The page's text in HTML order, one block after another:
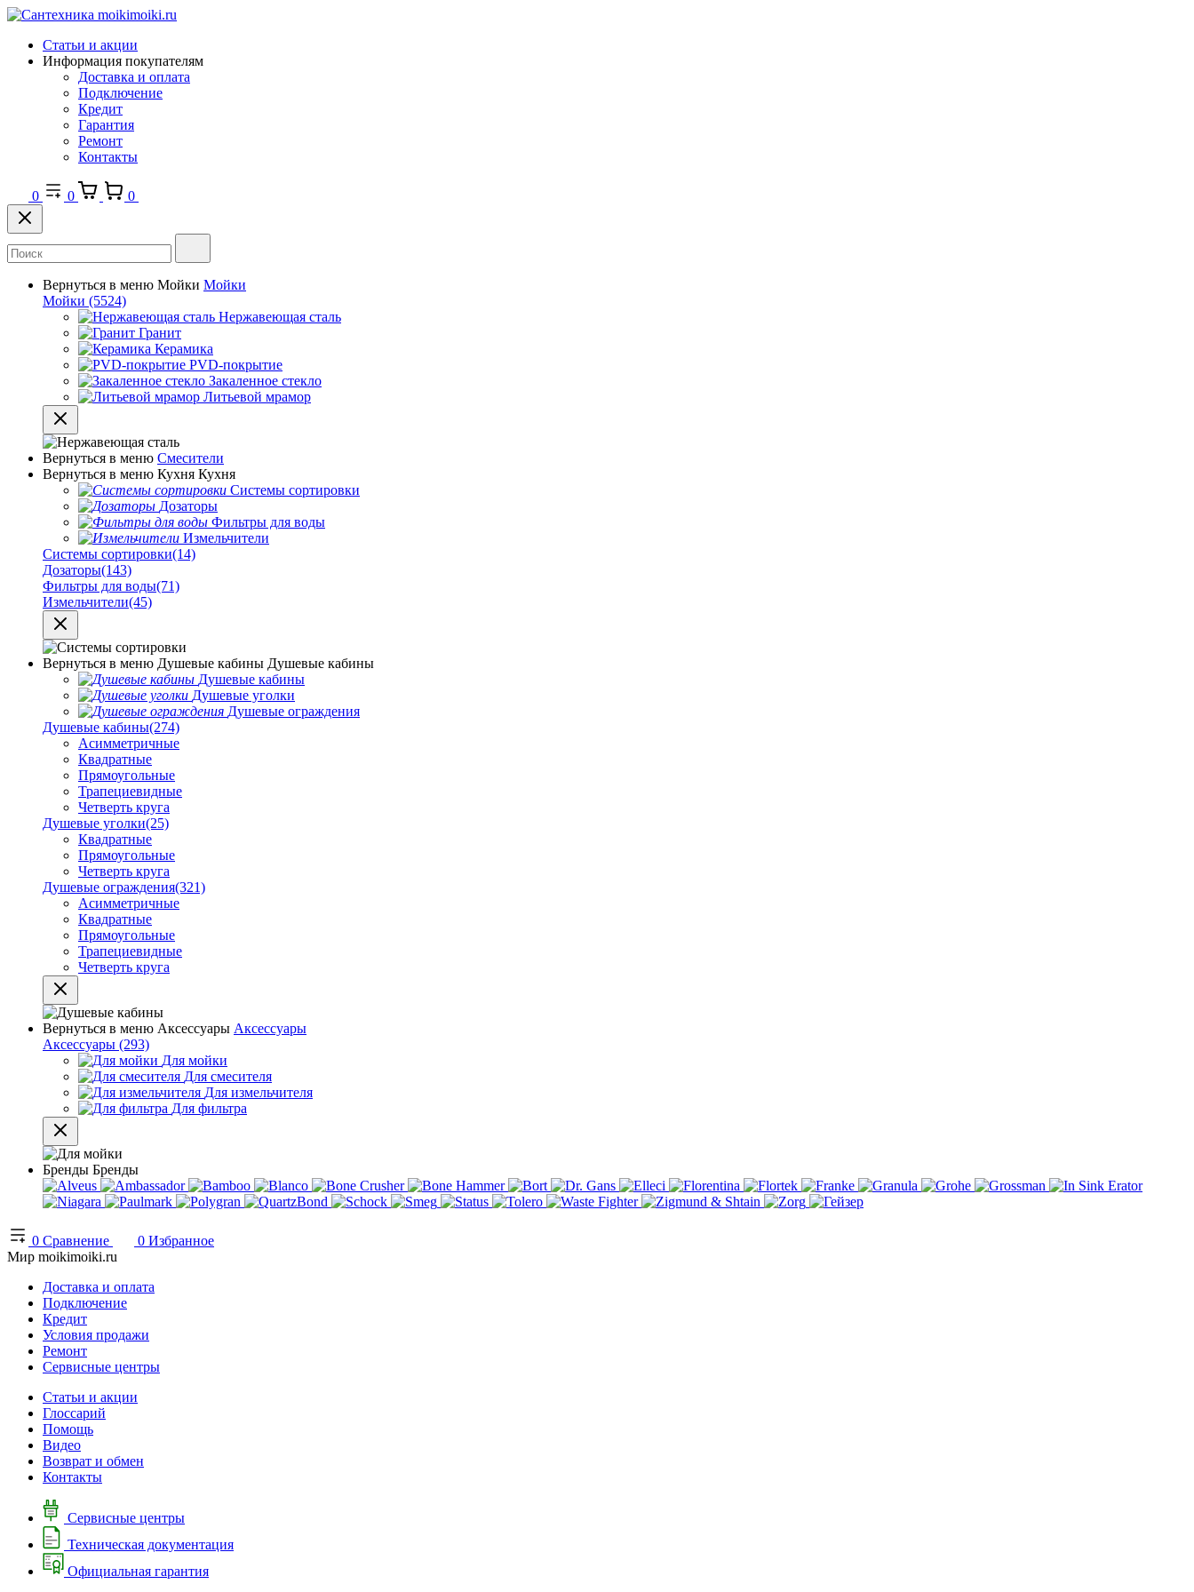
Статьи и акции
Информация покупателям
Доставка и оплата
Подключение
Кредит
Гарантия
Ремонт
Контакты
0 0 0
Вернуться в меню Мойки Мойки
Мойки (5524)
Нержавеющая сталь
Гранит
Керамика
PVD-покрытие
Закаленное стекло
Литьевой мрамор
Вернуться в меню Смесители
Вернуться в меню Кухня Кухня
Системы сортировки
Дозаторы
Фильтры для воды
Измельчители
Системы сортировки(14)
Дозаторы(143)
Фильтры для воды(71)
Измельчители(45)
Вернуться в меню Душевые кабины Душевые кабины
Душевые кабины
Душевые уголки
Душевые ограждения
Душевые кабины(274)
Асимметричные
Квадратные
Прямоугольные
Трапециевидные
Четверть круга
Душевые уголки(25)
Квадратные
Прямоугольные
Четверть круга
Душевые ограждения(321)
Асимметричные
Квадратные
Прямоугольные
Трапециевидные
Четверть круга
Вернуться в меню Аксессуары Аксессуары
Аксессуары (293)
Для мойки
Для смесителя
Для измельчителя
Для фильтра
Бренды Бренды
0 Сравнение 0 Избранное
Мир moikimoiki.ru
Доставка и оплата
Подключение
Кредит
Условия продажи
Ремонт
Сервисные центры
Статьи и акции
Глоссарий
Помощь
Видео
Возврат и обмен
Контакты
Сервисные центры
Техническая документация
Официальная гарантия